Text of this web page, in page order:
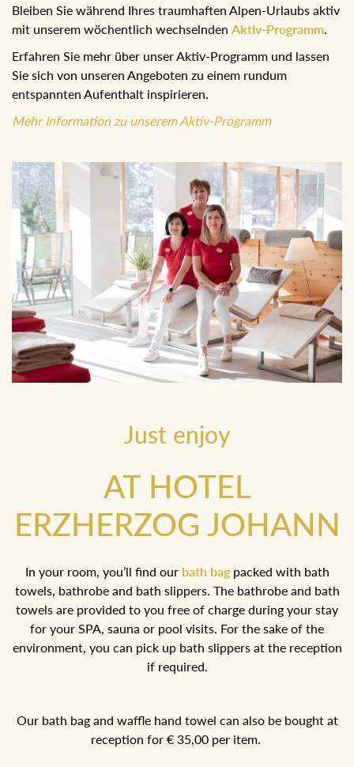
mit unserem wöchentlich wechselndenAktiv-Programm.
Erfahren Sie mehr über unser Aktiv-Programm und lassen Sie
sich von unseren Angeboten zu einem rundum entspannten
Aufenthalt inspirieren.
Mehr Information zu unserem Aktiv-Programm
AT HOTEL
ERZHERZOG JOHANN
towels, bathrobe and bath slippers. The bathrobe and bath
towels are provided to you free of charge during your stay for
your SPA, sauna or pool visits. For the sake of the
environment, you can pick up bath slippers at the reception if
required.
reception for € 35,00 per item.